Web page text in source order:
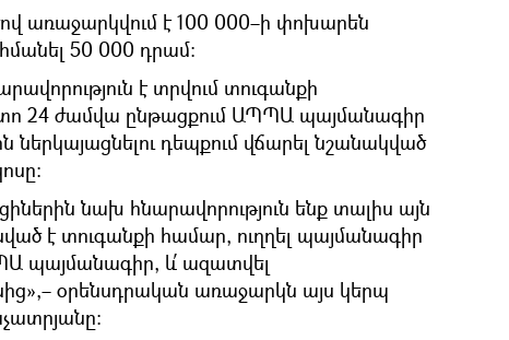
առաջարկվում է 100 000–ի փոխարեն
50 000 դրամ։
է տրվում տուգանքի
24 ժամվա ընթացքում ԱՊՊԱ պայմանագիր
ներկայացնելու դեպքում վճարել նշանակված
նախ հնարավորություն ենք տալիս այն
է տուգանքի համար, ուղղել պայմանագիր
պայմանագիր, և՛ ազատվել
օրենսդրական առաջարկն այս կերպ